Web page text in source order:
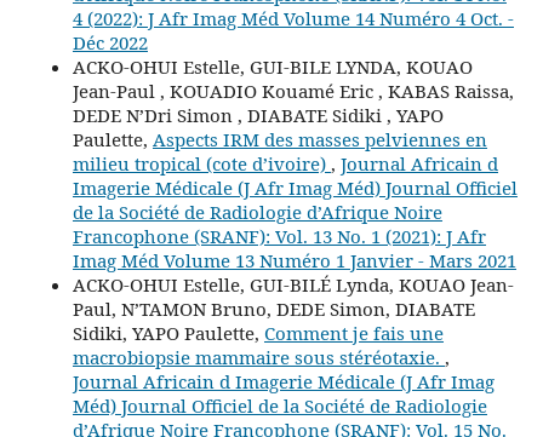
4 (2022): J Afr Imag Méd Volume 14 Numéro 4 Oct. -
Déc 2022
ACKO-OHUI Estelle, GUI-BILE LYNDA, KOUAO
Jean-Paul , KOUADIO Kouamé Eric , KABAS Raissa,
DEDE N’Dri Simon , DIABATE Sidiki , YAPO
Paulette, Aspects IRM des masses pelviennes en
milieu tropical (cote d’ivoire) , Journal Africain d
Imagerie Médicale (J Afr Imag Méd) Journal Officiel
de la Société de Radiologie d’Afrique Noire
Francophone (SRANF): Vol. 13 No. 1 (2021): J Afr
Imag Méd Volume 13 Numéro 1 Janvier - Mars 2021
ACKO-OHUI Estelle, GUI-BILÉ Lynda, KOUAO Jean-
Paul, N’TAMON Bruno, DEDE Simon, DIABATE
Sidiki, YAPO Paulette, Comment je fais une
macrobiopsie mammaire sous stéréotaxie. ,
Journal Africain d Imagerie Médicale (J Afr Imag
Méd) Journal Officiel de la Société de Radiologie
d’Afrique Noire Francophone (SRANF): Vol. 15 No.